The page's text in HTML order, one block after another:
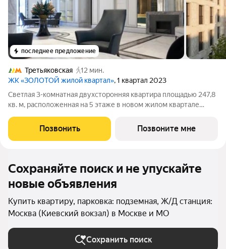
последнее предложение
Третьяковская
12 мин.
ЖК «ЗОЛОТОЙ жилой квартал», 1 квартал 2023
Светлая 3-комнатная двухсторонняя квартира площадью 247,8
кв. м, расположенная на 5 этаже в новом жилом квартале
шикарной кухни-гостиной, являющейся идеальным местом для
воплощения буквально
Позвонить Позвоните мне
Сохраняйте поиск и не упускайте
новые объявления
Купить квартиру, парковка: подземная, Ж/Д станция:
Москва (Киевский вокзал) в Москве и МО
Сохранить поиск